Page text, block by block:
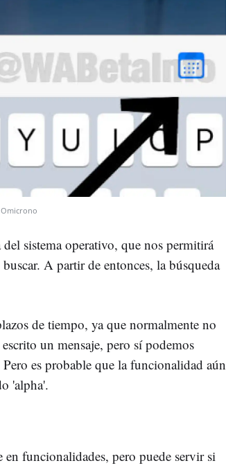
Omicrono
sistema operativo, que nos permitirá
A partir de entonces, la búsqueda
de tiempo, ya que normalmente no
un mensaje, pero sí podemos
es probable que la funcionalidad aún
'alpha'.
funcionalidades, pero puede servir si